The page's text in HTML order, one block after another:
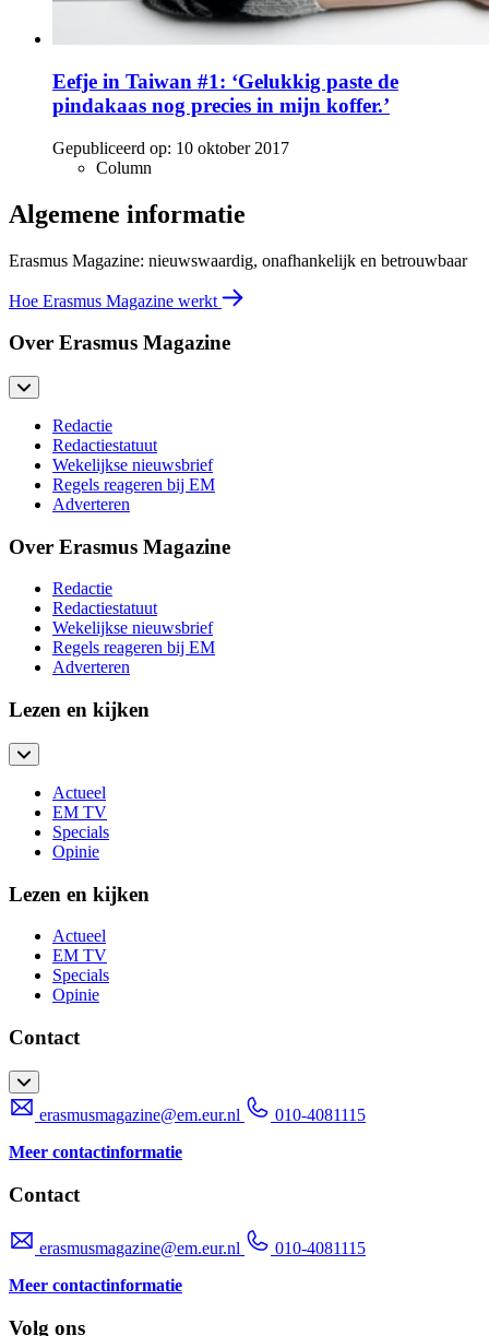
Eefje in Taiwan #1: ‘Gelukkig paste de
pindakaas nog precies in mijn koffer.’
Gepubliceerd op: 10 oktober 2017
Column
Algemene informatie
Erasmus Magazine: nieuwswaardig, onafhankelijk en betrouwbaar
Hoe Erasmus Magazine werkt
Over Erasmus Magazine
Redactie
Redactiestatuut
Wekelijkse nieuwsbrief
Regels reageren bij EM
Adverteren
Over Erasmus Magazine
Redactie
Redactiestatuut
Wekelijkse nieuwsbrief
Regels reageren bij EM
Adverteren
Lezen en kijken
Actueel
EM TV
Specials
Opinie
Lezen en kijken
Actueel
EM TV
Specials
Opinie
Contact
erasmusmagazine@em.eur.nl
010-4081115
Meer contactinformatie
Contact
erasmusmagazine@em.eur.nl
010-4081115
Meer contactinformatie
Volg ons